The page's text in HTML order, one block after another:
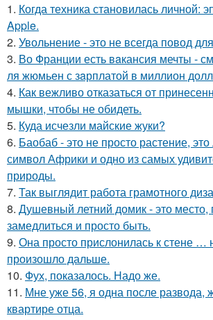
1. Когда техника становилась личной:
Apple.
2. Увольнение - это не всегда повод
3. Во Франции есть вaкансия мечты -
ля жюмьен с зaрплатой в миллион
4. Как вежливо отказаться от
мышки, чтобы не обидеть.
5. Куда исчезли майские жуки?
6. Баобаб - это не просто растение,
символ Африки и одно из самых
природы.
7. Так выглядит работа грамотного
8. Душевный летний домик - это место,
замедлиться и просто быть.
9. Она просто прислонилась к стене …
произошло дальше.
10. Фух, показалось. Надо же.
11. Мне уже 56, я одна после развода,
квартире отца.